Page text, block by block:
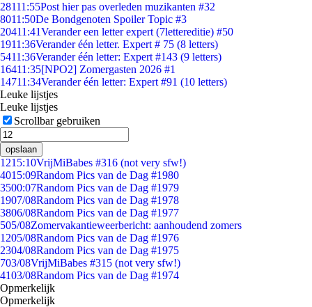
28111:55Post hier pas overleden muzikanten #32
8011:50De Bondgenoten Spoiler Topic #3
20411:41Verander een letter expert (7lettereditie) #50
1911:36Verander één letter. Expert # 75 (8 letters)
5411:36Verander één letter: Expert #143 (9 letters)
16411:35[NPO2] Zomergasten 2026 #1
14711:34Verander één letter: Expert #91 (10 letters)
Leuke lijstjes
Leuke lijstjes
Scrollbar gebruiken
opslaan
1215:10VrijMiBabes #316 (not very sfw!)
4015:09Random Pics van de Dag #1980
3500:07Random Pics van de Dag #1979
1907/08Random Pics van de Dag #1978
3806/08Random Pics van de Dag #1977
505/08Zomervakantieweerbericht: aanhoudend zomers
1205/08Random Pics van de Dag #1976
2304/08Random Pics van de Dag #1975
703/08VrijMiBabes #315 (not very sfw!)
4103/08Random Pics van de Dag #1974
Opmerkelijk
Opmerkelijk